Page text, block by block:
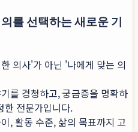
를 선택하는 새로운 기
의사'가 아닌 '나에게 맞는 의
를 경청하고, 궁금증을 명확하
한 전문가입니다.
, 활동 수준, 삶의 목표까지 고